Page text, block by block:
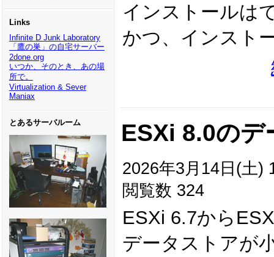
Links
Infinite D Junk Laboratory
「鷹の巣」の自宅サーバー
2done.org
いつか、そのとき、あの場
所で。
Virtualization & Sever
Maniax
とあるサーバルーム
インストールは
かつ、インスト
ESXi 8.0のデ
2026年3月14日(土)
閲覧数 324
ESXi 6.7から
データストアが